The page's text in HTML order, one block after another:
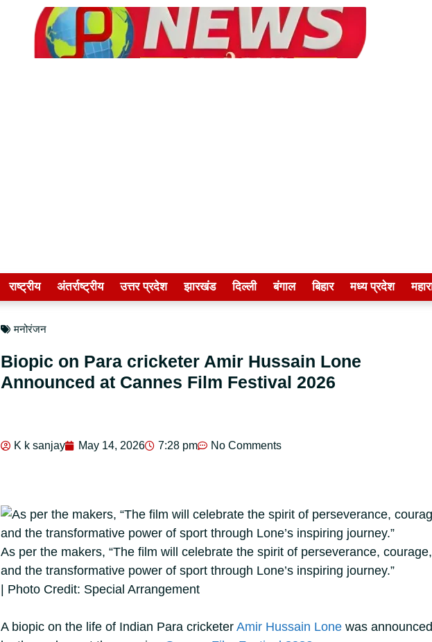
राष्ट्रीय अंतर्राष्ट्रीय उत्तर प्रदेश झारखंड दिल्ली बंगाल बिहार मध्य प्रदेश
मनोरंजन
Biopic on Para cricketer Amir Hussain Lone
Announced at Cannes Film Festival 2026
K k sanjay May 14, 2026 7:28 pm No Comments
As per the makers, “The film will celebrate the spirit of perseverance, courage,
and the transformative power of sport through Lone’s inspiring journey.”
| Photo Credit: Special Arrangement
A biopic on the life of Indian Para cricketer Amir Hussain Lone was announced